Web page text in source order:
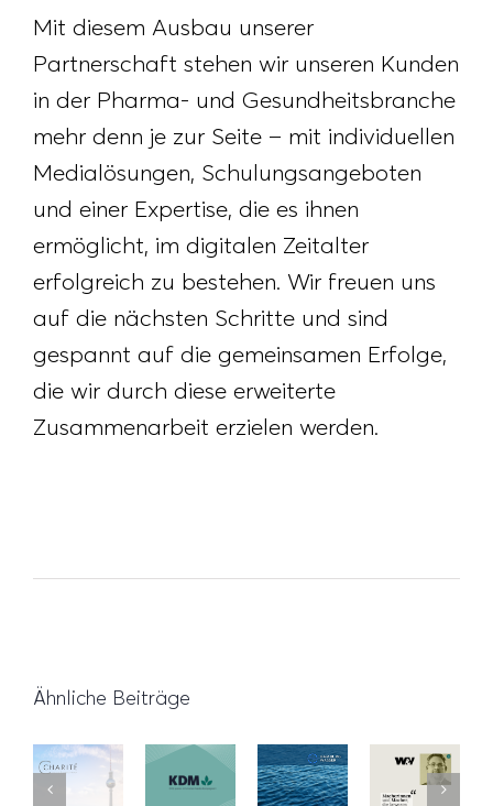
Mit diesem Ausbau unserer
Partnerschaft stehen wir unseren Kunden
in der Pharma- und Gesundheitsbranche
mehr denn je zur Seite – mit individuellen
Medialösungen, Schulungsangeboten
und einer Expertise, die es ihnen
ermöglicht, im digitalen Zeitalter
erfolgreich zu bestehen. Wir freuen uns
auf die nächsten Schritte und sind
gespannt auf die gemeinsamen Erfolge,
die wir durch diese erweiterte
Zusammenarbeit erzielen werden.
Ähnliche Beiträge
AusbildungskampagneKlimaoptimierung
in der
Etat-
Gewinn
100
Köpfe